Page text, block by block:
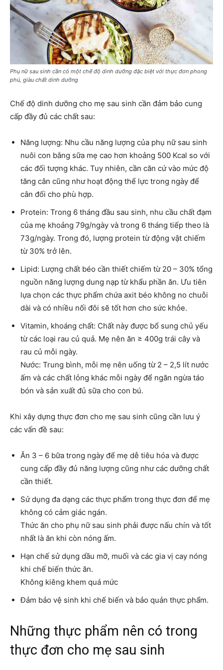
Phụ nữ sau sinh cần có một chế độ dinh dưỡng đặc biệt với thực đơn phong
phú, giàu chất dinh dưỡng
Chế độ dinh dưỡng cho mẹ sau sinh cần đảm bảo cung
cấp đầy đủ các chất sau:
Năng lượng: Nhu cầu năng lượng của phụ nữ sau sinh
nuôi con bằng sữa mẹ cao hơn khoảng 500 Kcal so với
các đối tượng khác. Tuy nhiên, cần căn cứ vào mức độ
tăng cân cũng như hoạt động thể lực trong ngày để
cân đối cho phù hợp.
Protein: Trong 6 tháng đầu sau sinh, nhu cầu chất đạm
của mẹ khoảng 79g/ngày và trong 6 tháng tiếp theo là
73g/ngày. Trong đó, lượng protein từ động vật chiếm
từ 30% trở lên.
Lipid: Lượng chất béo cần thiết chiếm từ 20 – 30% tổng
nguồn năng lượng dung nạp từ khẩu phần ăn. Ưu tiên
lựa chọn các thực phẩm chứa axit béo không no chuỗi
dài và có nhiều nối đôi sẽ tốt hơn cho sức khỏe.
Vitamin, khoáng chất: Chất này được bổ sung chủ yếu
từ các loại rau củ quả. Mẹ nên ăn ≥ 400g trái cây và
rau củ mỗi ngày.
Nước: Trung bình, mỗi mẹ nên uống từ 2 – 2,5 lít nước
ấm và các chất lỏng khác mỗi ngày để ngăn ngừa táo
bón và sản xuất đủ sữa cho con bú.
Khi xây dựng thực đơn cho mẹ sau sinh cũng cần lưu ý
các vấn đề sau:
Ăn 3 – 6 bữa trong ngày để mẹ dễ tiêu hóa và được
cung cấp đầy đủ năng lượng cũng như các dưỡng chất
cần thiết.
Sử dụng đa dạng các thực phẩm trong thực đơn để mẹ
không có cảm giác ngán.
Thức ăn cho phụ nữ sau sinh phải được nấu chín và tốt
nhất là ăn khi còn nóng ấm.
Hạn chế sử dụng dầu mỡ, muối và các gia vị cay nóng
khi chế biến thức ăn.
Không kiêng khem quá mức
Đảm bảo vệ sinh khi chế biến và bảo quản thực phẩm.
Những thực phẩm nên có trong
thực đơn cho mẹ sau sinh